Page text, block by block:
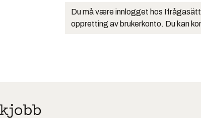
Du må være innlogget hos
oppretting av brukerkonto. Du kan